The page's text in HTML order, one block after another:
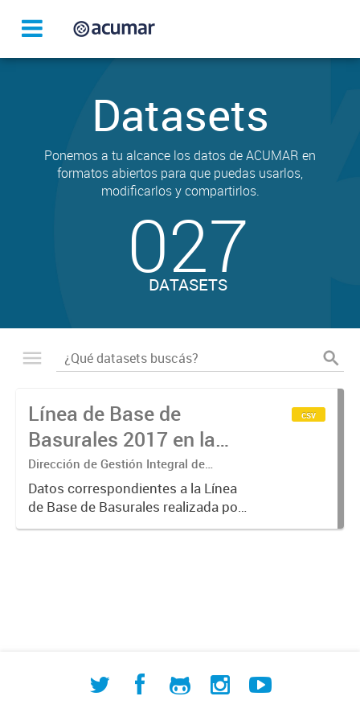
Datasets
Ponemos a tu alcance los datos de ACUMAR en
formatos abiertos para que puedas usarlos,
modificarlos y compartirlos.
027
DATASETS
Línea de Base de
Basurales 2017 en la
Cuenca Matanza
Riachuelo
Dirección de Gestión Integral de
Residuos Sólidos
Datos correspondientes a la Línea
de Base de Basurales realizada por
ACUMAR en 2017.
csv